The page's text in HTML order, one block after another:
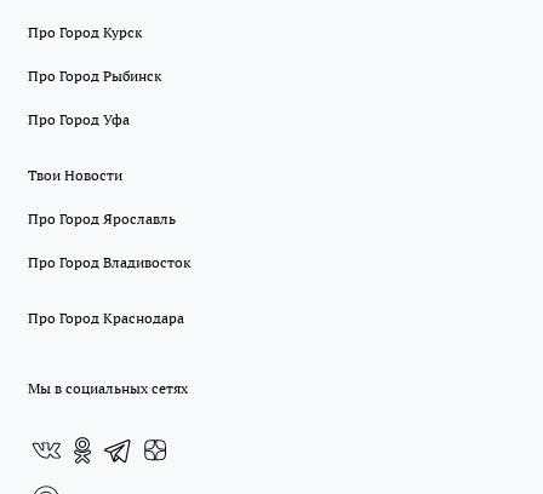
Про Город Курск
Про Город Рыбинск
Про Город Уфа
Твои Новости
Про Город Ярославль
Про Город Владивосток
Про Город Краснодара
Мы в социальных сетях